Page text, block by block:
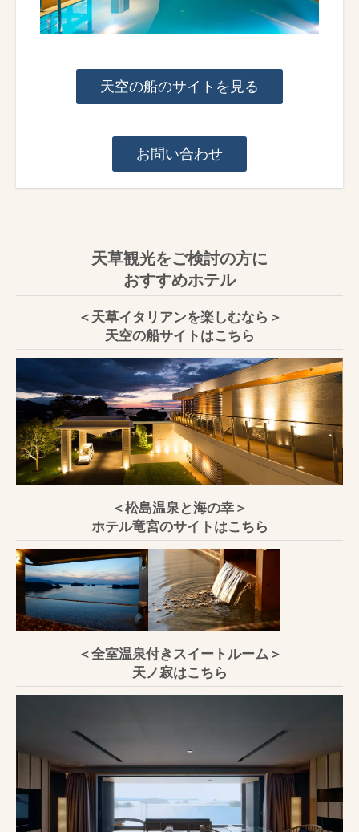
天空の船のサイトを見る
お問い合わせ
天草観光をご検討の方に
おすすめホテル
＜天草イタリアンを楽しむなら＞
天空の船サイトはこちら
＜松島温泉と海の幸＞
ホテル竜宮のサイトはこちら
＜全室温泉付きスイートルーム＞
天ノ寂はこちら